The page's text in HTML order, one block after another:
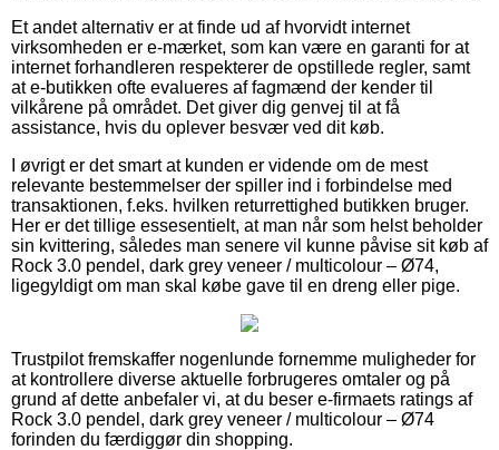
Et andet alternativ er at finde ud af hvorvidt internet
virksomheden er e-mærket, som kan være en garanti for at
internet forhandleren respekterer de opstillede regler, samt
at e-butikken ofte evalueres af fagmænd der kender til
vilkårene på området. Det giver dig genvej til at få
assistance, hvis du oplever besvær ved dit køb.
I øvrigt er det smart at kunden er vidende om de mest
relevante bestemmelser der spiller ind i forbindelse med
transaktionen, f.eks. hvilken returrettighed butikken bruger.
Her er det tillige essesentielt, at man når som helst beholder
sin kvittering, således man senere vil kunne påvise sit køb af
Rock 3.0 pendel, dark grey veneer / multicolour – Ø74,
ligegyldigt om man skal købe gave til en dreng eller pige.
Trustpilot fremskaffer nogenlunde fornemme muligheder for
at kontrollere diverse aktuelle forbrugeres omtaler og på
grund af dette anbefaler vi, at du beser e-firmaets ratings af
Rock 3.0 pendel, dark grey veneer / multicolour – Ø74
forinden du færdiggør din shopping.